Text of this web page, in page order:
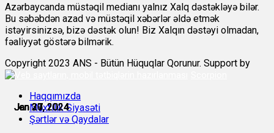
Jan 27, 2024
Jan 27, 2024
Jan 27, 2024
Jan 29, 2024
Jan 30, 2024
Jan 31, 2024
Azərbaycanda müstəqil medianı yalnız Xalq dəstəkləyə bilər.
Bu səbəbdən azad və müstəqil xəbərlər əldə etmək
istəyirsinizsə, bizə dəstək olun! Biz Xalqın dəstəyi olmadan,
fəaliyyət göstərə bilmərik.
Copyright 2023 ANS - Bütün Hüquqlar Qorunur. Support by
Haqqımızda
Məxfilik Siyasəti
Şərtlər və Qaydalar